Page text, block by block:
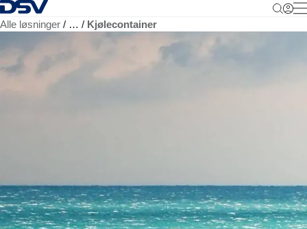
Tilbake til hjemmesiden
Alle løsninger … Kjølecontainer